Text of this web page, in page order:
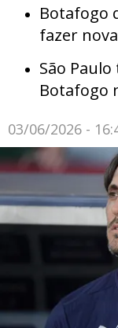
Botafogo
fazer
São
Botafogo
03/06/2026 -